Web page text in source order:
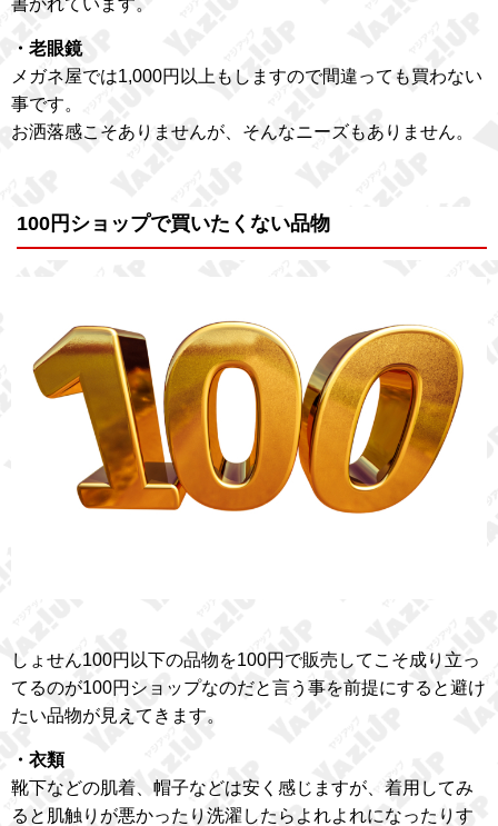
書かれています。
・老眼鏡
メガネ屋では1,000円以上もしますので間違っても買わない
事です。
お洒落感こそありませんが、そんなニーズもありません。
100円ショップで買いたくない品物
しょせん100円以下の品物を100円で販売してこそ成り立っ
てるのが100円ショップなのだと言う事を前提にすると避け
たい品物が見えてきます。
・衣類
靴下などの肌着、帽子などは安く感じますが、着用してみ
ると肌触りが悪かったり洗濯したらよれよれになったりす